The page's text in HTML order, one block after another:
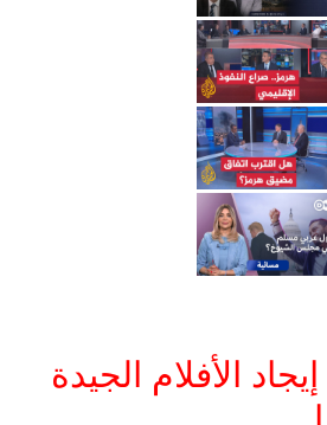
الأفلام الجيدة